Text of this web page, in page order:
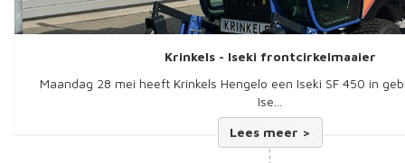
Krinkels - Iseki frontcirkelmaaier
Maandag 28 mei heeft Krinkels Hengelo een Iseki SF 450 in
Ise...
Lees meer >